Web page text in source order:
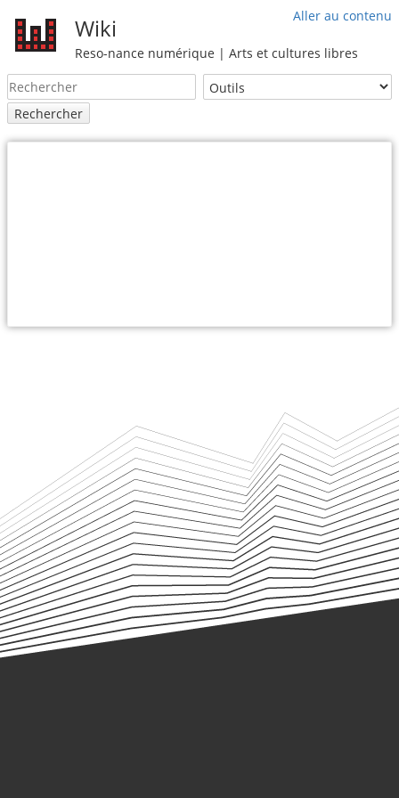
Aller au contenu
Wiki
Reso-nance numérique | Arts et cultures libres
Rechercher